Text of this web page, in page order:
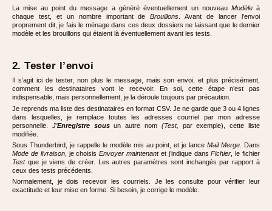
La mise au point du message a généré éventuellement un nouveau Modèleà
chaque test, et un nombre important deBrouillons . Avant de lancer l’envoi
proprement dit, je fais le ménage dans ces deux dossiers ne laissant que le dernier
modèle et les brouillons qui étaient là éventuellement avant les tests.
2. Tester l’envoi
Il s’agit ici de tester, non plus le message, mais son envoi, et plus précisément,
comment les destinataires vont le recevoir. En soi, cette étape n’est pas
indispensable, mais personnellement, je la déroule toujours par précaution.
Je reprends ma liste des destinataires en format CSV. Je ne garde que 3 ou 4 lignes
dans lesquelles, je remplace toutes les adresses courriel par mon adresse
personnelle. J’Enregistre sousun autre nom (Test,
par exemple), cette liste
modifiée.
Sous Thunderbird, je rappelle le modèle mis au point, et je lanceMail Merge . Dans
Mode de livraison, je choisisEnvoyer maintenantet j’indique dansFichier , le fichier
Testque je viens de créer. Les autres paramètres sont inchangés par rapport à
ceux des tests précédents.
Normalement, je dois recevoir les courriels. Je les consulte pour vérifier leur
exactitude et leur mise en forme. Si besoin, je corrige le modèle.